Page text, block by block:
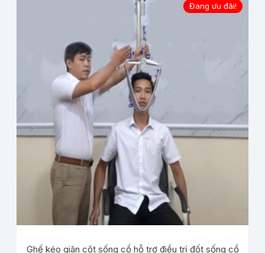
Đang ưu đãi!
Ghế kéo giãn cột sống cổ hỗ trợ điều trị đốt sống cổ